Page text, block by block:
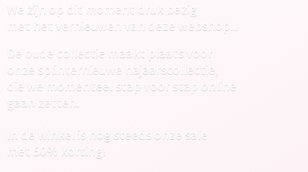
We zijn op dit moment druk bezig
met het vernieuwen van deze webshop...
De oude collectie maakt plaats voor
onze splinternieuwe najaarscollectie,
die we momenteel stap voor stap online
gaan zetten.
In de winkel is nog steeds onze sale
met 50% korting!